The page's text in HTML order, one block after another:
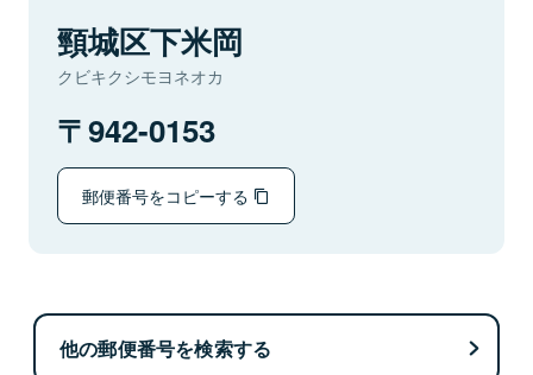
頸城区下米岡
クビキクシモヨネオカ
942-0153
郵便番号をコピーする
他の郵便番号を検索する